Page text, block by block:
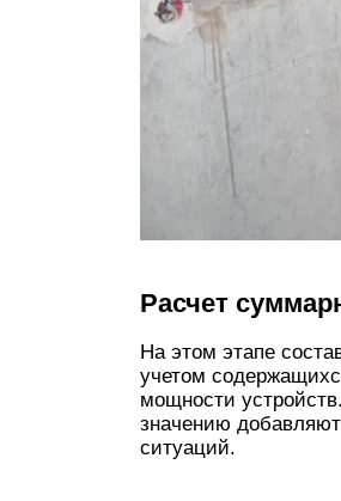
Расчет
На этом этапе
учетом
мощности
значению
ситуаций.